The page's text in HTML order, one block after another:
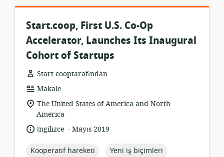
Start.coop, First U.S. Co-Op
Accelerator, Launches Its Inaugural
Cohort of Startups
Start.cooptarafından
Kaynak
formatı:
Makale
Uygunluk
konumu:
The United States of America and North
America
Dil: İngilizce .
YayınMayıs 2019
topic:
Kooperatif hareketi topic:
Yeni iş biçimleri